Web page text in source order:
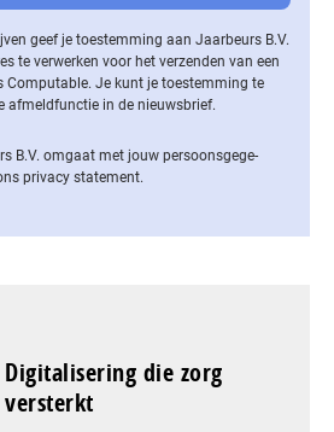
geef je toestemming aan Jaarbeurs B.V.
te verwerken voor het verzenden van een
Computable. Je kunt je toestemming te
af­meld­func­tie in de nieuwsbrief.
B.V. omgaat met jouw per­soons­ge­ge­
privacy statement.
Digitalisering die zorg
versterkt